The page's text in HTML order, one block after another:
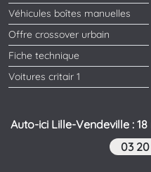
Véhicules boîtes manuelles
Offre crossover urbain
Fiche technique
Voitures critair 1
Auto-ici Lille-Vendeville :
03